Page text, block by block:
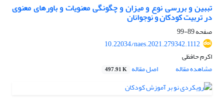
تببین و بررسی نوع و میزان و چگونگی معنویات و باورهای معنوی
در تربیت کودکان و نوجوانان
صفحه89-99
10.22034/naes.2021.279342.1112
اکرم حافظی
مشاهده مقاله
اصل مقاله 497.91 K